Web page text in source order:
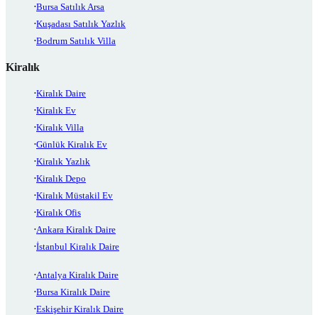
Bursa Satılık Arsa
Kuşadası Satılık Yazlık
Bodrum Satılık Villa
Kiralık
Kiralık Daire
Kiralık Ev
Kiralık Villa
Günlük Kiralık Ev
Kiralık Yazlık
Kiralık Depo
Kiralık Müstakil Ev
Kiralık Ofis
Ankara Kiralık Daire
İstanbul Kiralık Daire
Antalya Kiralık Daire
Bursa Kiralık Daire
Eskişehir Kiralık Daire